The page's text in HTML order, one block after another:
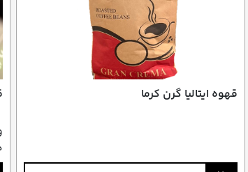
قهوه ایتالیا گرن کرما